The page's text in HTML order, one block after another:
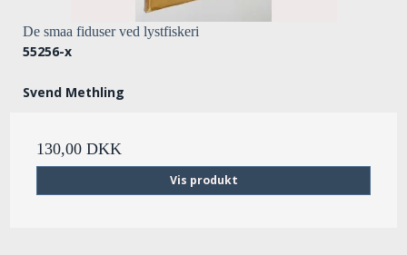
De smaa fiduser ved lystfiskeri
55256-x
Svend Methling
130,00 DKK
Vis produkt